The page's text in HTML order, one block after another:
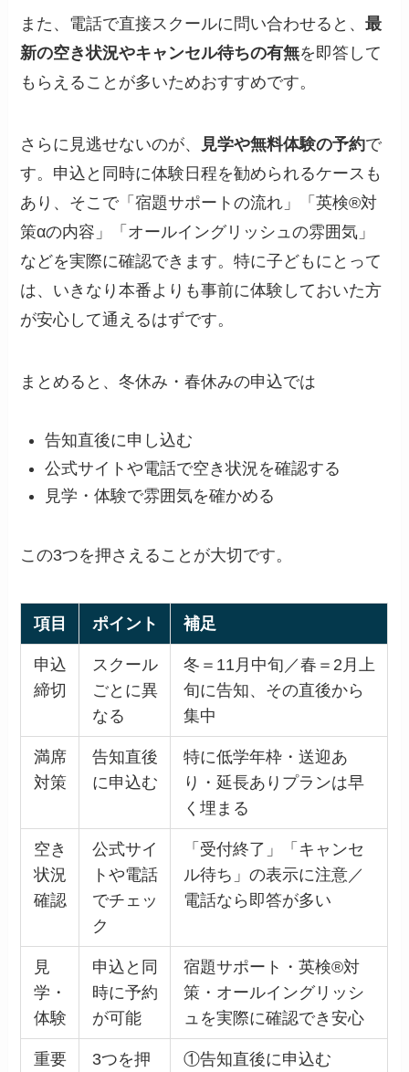
また、電話で直接スクールに問い合わせると、最
新の空き状況やキャンセル待ちの有無を即答して
もらえることが多いためおすすめです。
さらに見逃せないのが、 見学や無料体験の予約で
す。申込と同時に体験日程を勧められるケースも
あり、そこで「宿題サポートの流れ」「英検®対
策αの内容」「オールイングリッシュの雰囲気」
などを実際に確認できます。特に子どもにとって
は、いきなり本番よりも事前に体験しておいた方
が安心して通えるはずです。
まとめると、冬休み・春休みの申込では
告知直後に申し込む
公式サイトや電話で空き状況を確認する
見学・体験で雰囲気を確かめる
この3つを押さえることが大切です。
項目 ポイント 補足
申込
締切
スクール
ごとに異
なる
冬＝11月中旬／春＝2月上
旬に告知、その直後から
集中
満席
対策
告知直後
に申込む
特に低学年枠・送迎あ
り・延長ありプランは早
く埋まる
空き
状況
確認
公式サイ
トや電話
でチェッ
ク
「受付終了」「キャンセ
ル待ち」の表示に注意／
電話なら即答が多い
見
学・
体験
申込と同
時に予約
が可能
宿題サポート・英検®対
策・オールイングリッシ
ュを実際に確認でき安心
重要 3つを押 ①告知直後に申込む